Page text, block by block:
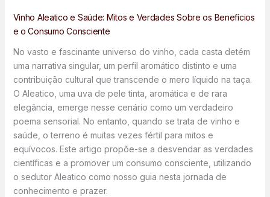
Vinho Aleatico e Saúde: Mitos e Verdades Sobre os Benefícios
e o Consumo Consciente
No vasto e fascinante universo do vinho, cada casta detém
uma narrativa singular, um perfil aromático distinto e uma
contribuição cultural que transcende o mero líquido na taça.
O Aleatico, uma uva de pele tinta, aromática e de rara
elegância, emerge nesse cenário como um verdadeiro
poema sensorial. No entanto, quando se trata de vinho e
saúde, o terreno é muitas vezes fértil para mitos e
equívocos. Este artigo propõe-se a desvendar as verdades
científicas e a promover um consumo consciente, utilizando
o sedutor Aleatico como nosso guia nesta jornada de
conhecimento e prazer.